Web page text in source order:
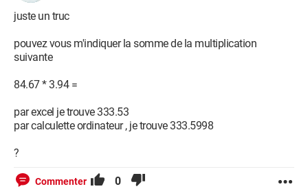
juste un truc
pouvez vous m'indiquer la somme de la multiplication
suivante
84.67 * 3.94 =
par excel je trouve 333.53
par calculette ordinateur , je trouve 333.5998
?
Commenter 0